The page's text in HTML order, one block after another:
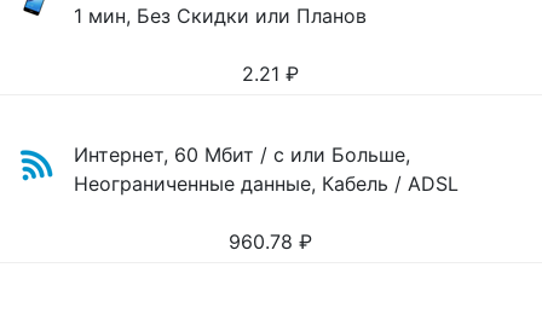
1 мин, Без Скидки или Планов
2.21 ₽
Интернет, 60 Мбит / с или Больше,
Неограниченные данные, Кабель / ADSL
960.78 ₽